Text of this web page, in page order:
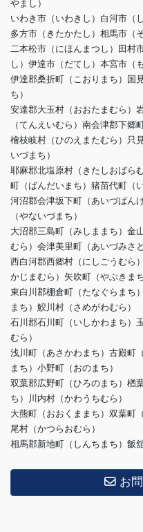
やまし）
いわき市（いわきし）白河市（
多方市（きたかたし）相馬市（
二本松市（にほんまつし）田村
し）伊達市（だてし）本宮市（
伊達郡桑折町（こおりまち）国
ち）
安達郡大玉村（おおたまむら）
（てんえいむら）南会津郡下郷
檜枝岐村（ひのえまたむら）只
いづまち）
耶麻郡北塩原村（きたしおばら
町（ばんだいまち）猪苗代町（
河沼郡会津坂下町（あいづばん
（やないづまち）
大沼郡三島町（みしままち）金
むら）会津美里町（あいづみさと
西白河郡西郷村（にしごうむら
かじまむら）矢吹町（やぶきまち
東白川郡棚倉町（たなぐらまち
まち）鮫川村（さめがわむら）
石川郡石川町（いしかわまち）
むら）
浅川町（あさかわまち）古殿町
まち）小野町（おのまち）
双葉郡広野町（ひろのまち）楢
ち）川内村（かわうちむら）
大熊町（おおくままち）双葉町
尾村（かつらおむら）
相馬郡新地町（しんちまち）飯
お